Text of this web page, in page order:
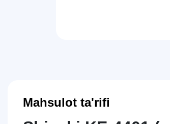
Mahsulot ta'rifi